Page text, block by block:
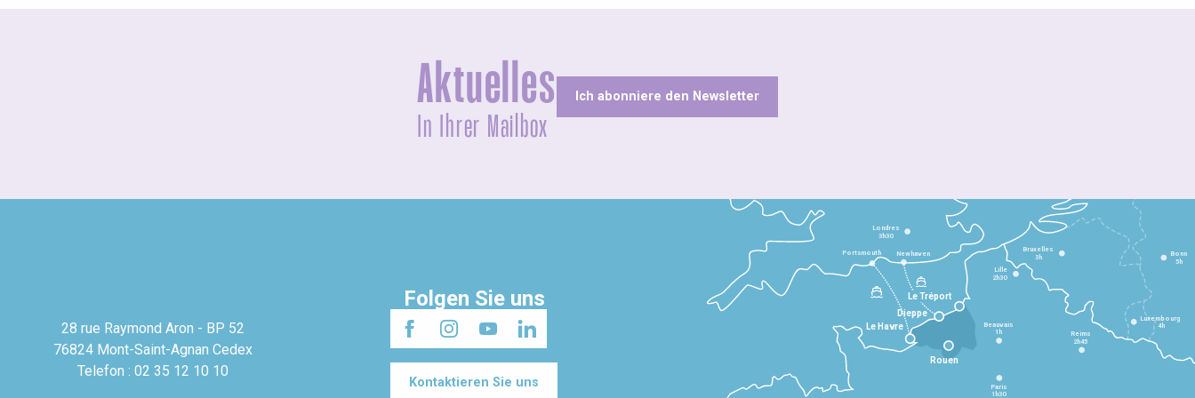
Aktuelles
In Ihrer Mailbox
Ich abonniere den Newsletter
28 rue Raymond Aron - BP 52
76824 Mont-Saint-Agnan Cedex
Telefon : 02 35 12 10 10
Folgen Sie uns
Kontaktieren Sie uns
Le Havre
Dieppe
Le Tréport
Paris
1h30
Beauvais
1h Reims
2h45
Lille
2h30
Bruxelles
3h
Londres
3h30
Newhaven
Portsmouth Bonn
5h
Luxembourg
4h
Rouen